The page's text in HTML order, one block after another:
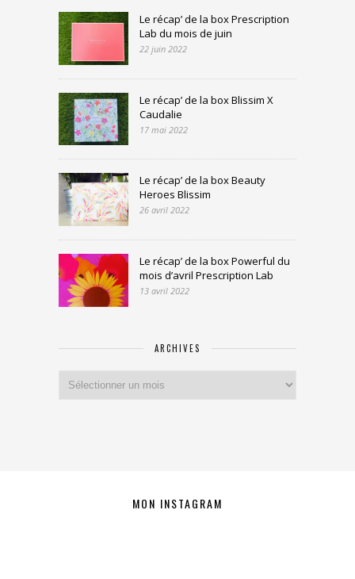
Le récap’ de la box Prescription
Lab du mois de juin
22 juin 2022
Le récap’ de la box Blissim X
Caudalie
17 mai 2022
Le récap’ de la box Beauty
Heroes Blissim
26 avril 2022
Le récap’ de la box Powerful du
mois d’avril Prescription Lab
13 avril 2022
ARCHIVES
MON INSTAGRAM